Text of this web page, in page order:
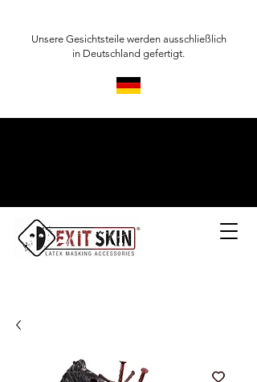
Unsere Gesichtsteile werden ausschließlich
in Deutschland gefertigt.